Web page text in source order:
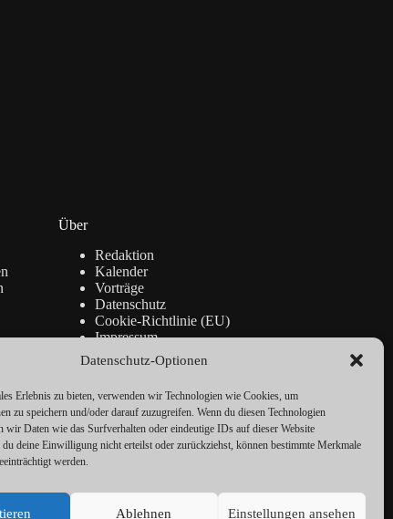
Datenschutz-Optionen
Erlebnis zu bieten, verwenden wir Technologien wie Cookies, um
zu speichern und/oder darauf zuzugreifen. Wenn du diesen Technologien
wir Daten wie das Surfverhalten oder eindeutige IDs auf dieser Website
du deine Einwilligung nicht erteilst oder zurückziehst, können bestimmte Merkmale
werden.
Ablehnen Einstellungen ansehen
Über
Redaktion
Kalender
Vorträge
Datenschutz
Cookie-Richtlinie (EU)
Impressum